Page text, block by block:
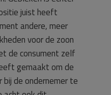
juist heeft
andere, meer
voor de zoon
de consument zelf
gemaakt om de
de ondernemer te